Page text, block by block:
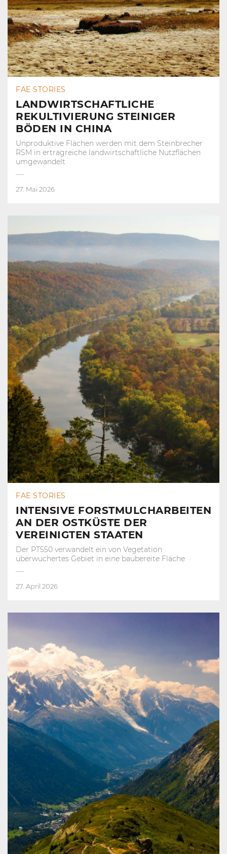
FAE STORIES
LANDWIRTSCHAFTLICHE
REKULTIVIERUNG STEINIGER
BÖDEN IN CHINA
Unproduktive Flächen werden mit dem Steinbrecher
RSM in ertragreiche landwirtschaftliche Nutzflächen
umgewandelt
27. Mai 2026
FAE STORIES
INTENSIVE FORSTMULCHARBEITEN
AN DER OSTKÜSTE DER
VEREINIGTEN STAATEN
Der PT550 verwandelt ein von Vegetation
überwuchertes Gebiet in eine baubereite Fläche
27. April 2026